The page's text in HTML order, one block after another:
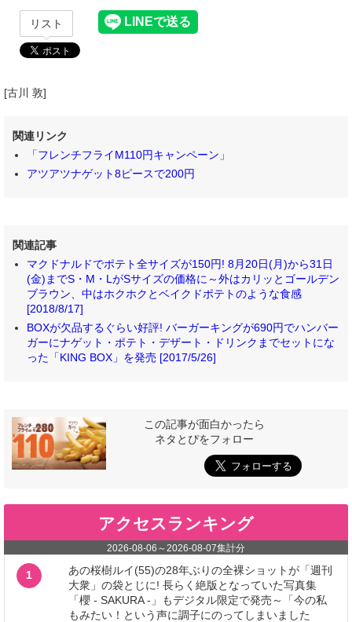
リスト
[古川 敦]
関連リンク
「フレンチフライM110円キャンペーン」
アツアツナゲット8ピースで200円
関連記事
マクドナルドでポテト全サイズが150円! 8月20日(月)から31日
(金)までS・M・LがSサイズの価格に～外はカリッとゴールデン
ブラウン、中はホクホクとベイクドポテトのような食感
[2018/8/17]
BOXが欠品するぐらい好評! バーガーキングが690円でハンバー
ガーにナゲット・ポテト・デザート・ドリンクまでセットにな
った「KING BOX」を発売 [2017/5/26]
この記事が面白かったら
ネタとぴをフォロー
アクセスランキング
2026-08-06 ～2026-08-07集計分
1
あの桜樹ルイ(55)の28年ぶりの全裸ショットが「週刊
大衆」の袋とじに! 長らく絶版となっていた写真集
「櫻 - SAKURA -」もデジタル限定で発売～「今の私
もみたい！という声に調子にのってしまいました